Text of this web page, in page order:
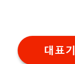
대표